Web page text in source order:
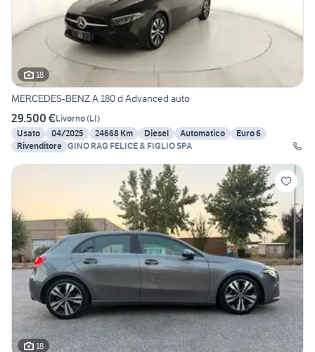
18
MERCEDES-BENZ A 180 d Advanced auto
29.500 €Livorno(LI)
Usato
04/2025 24668 Km Diesel Automatico
Euro 6
Rivenditore GINO RAG FELICE & FIGLIO SPA
18